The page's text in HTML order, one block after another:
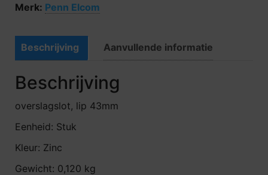
Merk: Penn Elcom
Beschrijving Aanvullende informatie
Beschrijving
overslagslot, lip 43mm
Eenheid: Stuk
Kleur: Zinc
Gewicht: 0,120 kg